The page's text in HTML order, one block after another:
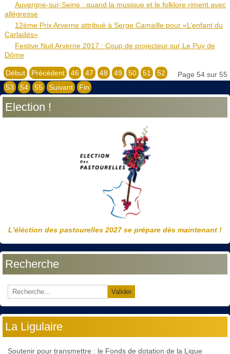
Auvergne-sur-Seine : quand la musique et le folklore riment avec
allégresse
12ème Prix Arverne attribué à Serge Camaille pour «L’enfant du
Carladès»
Festive Nuit Arverne 2017 : Coup de projecteur sur Le Puy de
Dôme
Page 54 sur 55
Début Précédent 46 47 48 49 50 51
52
53
54 55 Suivant Fin
Election !
L'éléction des pastourelles 2027 se prépare dès maintenant !
Recherche
Valider
La Ligulaire
Soutenir pour transmettre : le Fonds de dotation de la Ligue